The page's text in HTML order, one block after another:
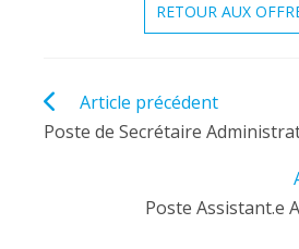
RETOUR AUX
Read
more
articles
Article précédent
Poste de Secrétaire
Poste Assistant.e